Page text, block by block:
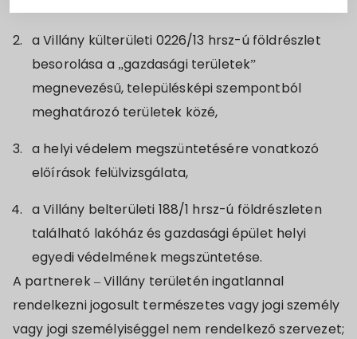
Választási ügyintézés
2024. évi általános
a Villány külterületi 0226/13 hrsz-ú földrészlet
besorolása a „gazdasági területek”
megnevezésű, településképi szempontból
meghatározó területek közé,
a helyi védelem megszüntetésére vonatkozó
előírások felülvizsgálata,
a Villány belterületi 188/1 hrsz-ú földrészleten
található lakóház és gazdasági épület helyi
egyedi védelmének megszüntetése.
A partnerek –Villány területén ingatlannal
rendelkezni jogosult természetes vagy jogi személy
vagy jogi személyiséggel nem rendelkező szervezet;